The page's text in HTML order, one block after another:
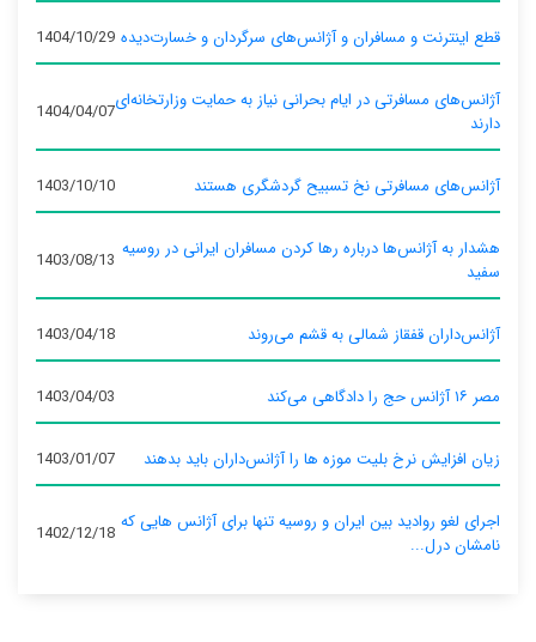
قطع اینترنت و مسافران و آژانس‌های سرگردان و خسارت‌دیده 1404/10/29
آژانس‌های مسافرتی در ایام بحرانی نیاز به حمایت وزارتخانه‌ای
دارند
1404/04/07
آژانس‌های مسافرتی نخ تسبیح گردشگری هستند 1403/10/10
هشدار به آژانس‌ها درباره رها کردن مسافران ایرانی در روسیه
سفید
1403/08/13
آژانس‌داران قفقاز شمالی به قشم می‌روند 1403/04/18
مصر ۱۶ آژانس حج را دادگاهی می‌کند 1403/04/03
زیان افزایش نرخ بلیت موزه ها را آژانس‌داران باید بدهند 1403/01/07
اجرای لغو روادید بین ایران و روسیه تنها برای آژانس‌ هایی که
نامشان درل...
1402/12/18